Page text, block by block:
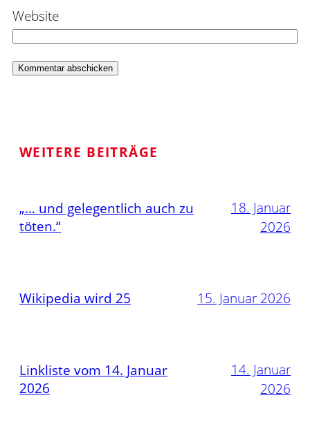
Website
WEITERE BEITRÄGE
„… und gelegentlich auch zu
töten.“
18. Januar
2026
Wikipedia wird 25 15. Januar 2026
Linkliste vom 14. Januar
2026
14. Januar
2026